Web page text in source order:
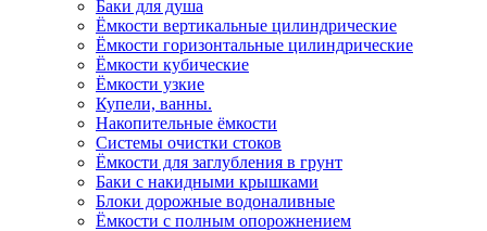
Баки для душа
Ёмкости вертикальные цилиндрические
Ёмкости горизонтальные цилиндрические
Ёмкости кубические
Ёмкости узкие
Купели, ванны.
Накопительные ёмкости
Системы очистки стоков
Ёмкости для заглубления в грунт
Баки с накидными крышками
Блоки дорожные водоналивные
Ёмкости с полным опорожнением